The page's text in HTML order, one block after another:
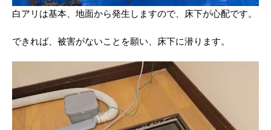
白アリは基本、地面から発生しますので、床下が心配です。
できれば、被害がないことを願い、床下に潜ります。